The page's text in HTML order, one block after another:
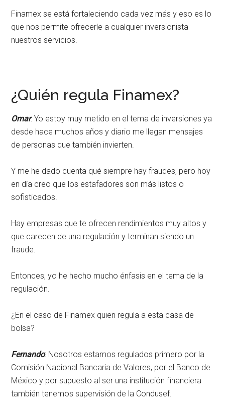
Finamex se está fortaleciendo cada vez más y eso es lo
que nos permite ofrecerle a cualquier inversionista
nuestros servicios.
¿Quién regula Finamex?
Omar: Yo estoy muy metido en el tema de inversiones ya
desde hace muchos años y diario me llegan mensajes
de personas que también invierten.
Y me he dado cuenta qué siempre hay fraudes, pero hoy
en día creo que los estafadores son más listos o
sofisticados.
Hay empresas que te ofrecen rendimientos muy altos y
que carecen de una regulación y terminan siendo un
fraude.
Entonces, yo he hecho mucho énfasis en el tema de la
regulación.
¿En el caso de Finamex quien regula a esta casa de
bolsa?
Fernando: Nosotros estamos regulados primero por la
Comisión Nacional Bancaria de Valores, por el Banco de
México y por supuesto al ser una institución financiera
también tenemos supervisión de la Condusef.